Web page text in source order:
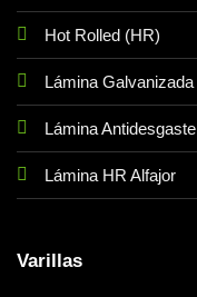
Hot Rolled (HR)
Lámina Galvanizada
Lámina Antidesgaste
Lámina HR Alfajor
Varillas